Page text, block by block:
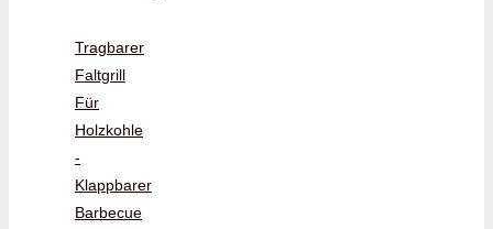
Tragbarer
Faltgrill
Für
Holzkohle
-
Klappbarer
Barbecue